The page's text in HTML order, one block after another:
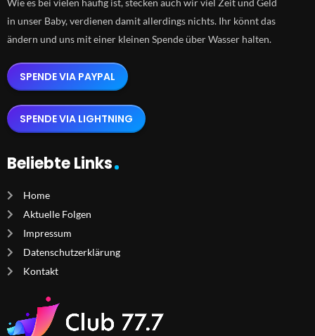
in unser Baby, verdienen damit allerdings nichts. Ihr könnt das
ändern und uns mit einer kleinen Spende über Wasser halten.
SPENDE VIA PAYPAL
SPENDE VIA LIGHTNING
Beliebte Links
Home
Aktuelle Folgen
Impressum
Datenschutzerklärung
Kontakt